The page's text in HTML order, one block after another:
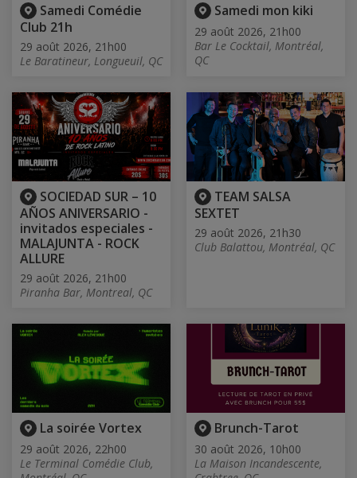
Samedi Comédie
Club 21h
29 août 2026, 21h00
Le Baratineur, Longueuil, QC
Samedi mon kiki
29 août 2026, 21h00
Bar Le Cocktail, Montréal,
QC
SOCIEDAD SUR – 10
AÑOS ANIVERSARIO -
invitados especiales -
MALAJUNTA - ROCK
ALLURE
29 août 2026, 21h00
Piranha Bar, Montreal, QC
TEAM SALSA
SEXTET
29 août 2026, 21h30
Club Balattou, Montréal, QC
La soirée Vortex
29 août 2026, 22h00
Le Terminal Comédie Club,
Brunch-Tarot
30 août 2026, 10h00
La Maison Incandescente,